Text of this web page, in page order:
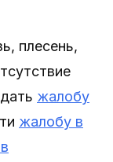
плесень,
жалобу
жалобу в